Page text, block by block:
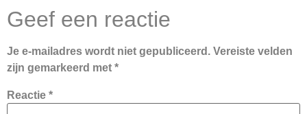
Geef een reactie
Je e-mailadres wordt niet gepubliceerd. Vereiste velden
zijn gemarkeerd met *
Reactie *